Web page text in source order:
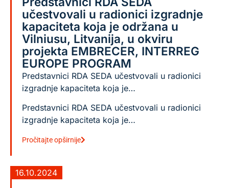
učestvovali u radionici izgradnje
kapaciteta koja je održana u
Vilniusu, Litvanija, u okviru
projekta EMBRECER, INTERREG
EUROPE PROGRAM
Predstavnici RDA SEDA učestvovali u radionici
izgradnje kapaciteta koja je…
Predstavnici RDA SEDA učestvovali u radionici
izgradnje kapaciteta koja je…
Pročitajte opširnije
16.10.2024